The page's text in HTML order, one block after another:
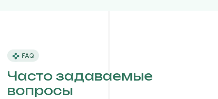
FAQ
Часто задаваемые
вопросы